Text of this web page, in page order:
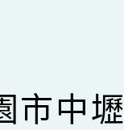
市中